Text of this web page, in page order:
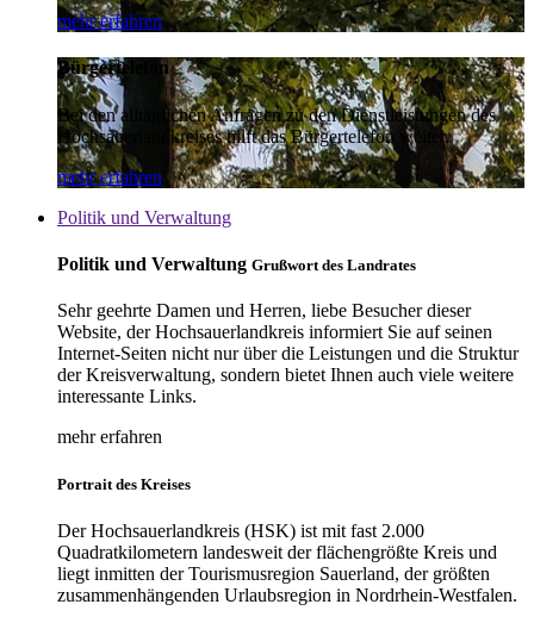
mehr erfahren
Bürgertelefon
Bei den alltäglichen Anfragen zu den Dienstleistungen des
Hochsauerlandkreises hilft das Bürgertelefon weiter.
mehr erfahren
Politik und Verwaltung
Politik und Verwaltung Grußwort des Landrates
Sehr geehrte Damen und Herren, liebe Besucher dieser
Website, der Hochsauerlandkreis informiert Sie auf seinen
Internet-Seiten nicht nur über die Leistungen und die Struktur
der Kreisverwaltung, sondern bietet Ihnen auch viele weitere
interessante Links.
mehr erfahren
Portrait des Kreises
Der Hochsauerlandkreis (HSK) ist mit fast 2.000
Quadratkilometern landesweit der flächengrößte Kreis und
liegt inmitten der Tourismusregion Sauerland, der größten
zusammenhängenden Urlaubsregion in Nordrhein-Westfalen.